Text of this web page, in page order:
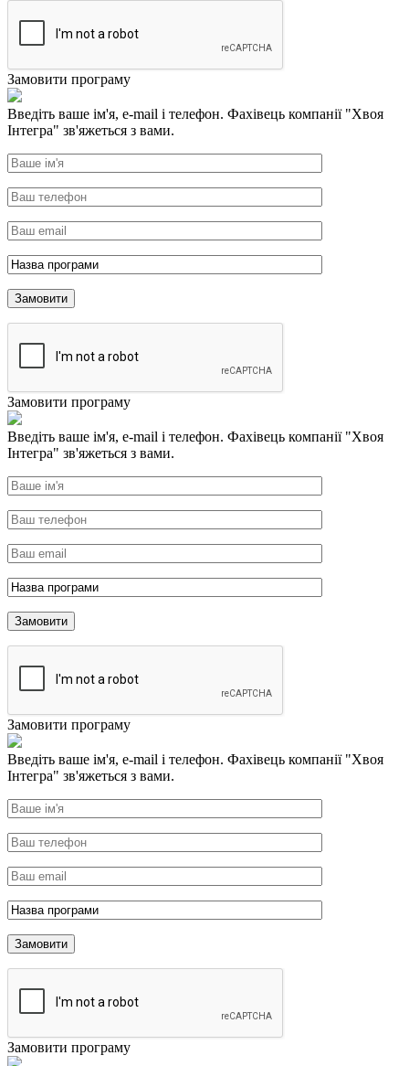
Замовити програму
Введіть ваше ім'я, e-mail і телефон. Фахівець компанії "Хвоя
Інтегра" зв'яжеться з вами.
Замовити програму
Введіть ваше ім'я, e-mail і телефон. Фахівець компанії "Хвоя
Інтегра" зв'яжеться з вами.
Замовити програму
Введіть ваше ім'я, e-mail і телефон. Фахівець компанії "Хвоя
Інтегра" зв'яжеться з вами.
Замовити програму